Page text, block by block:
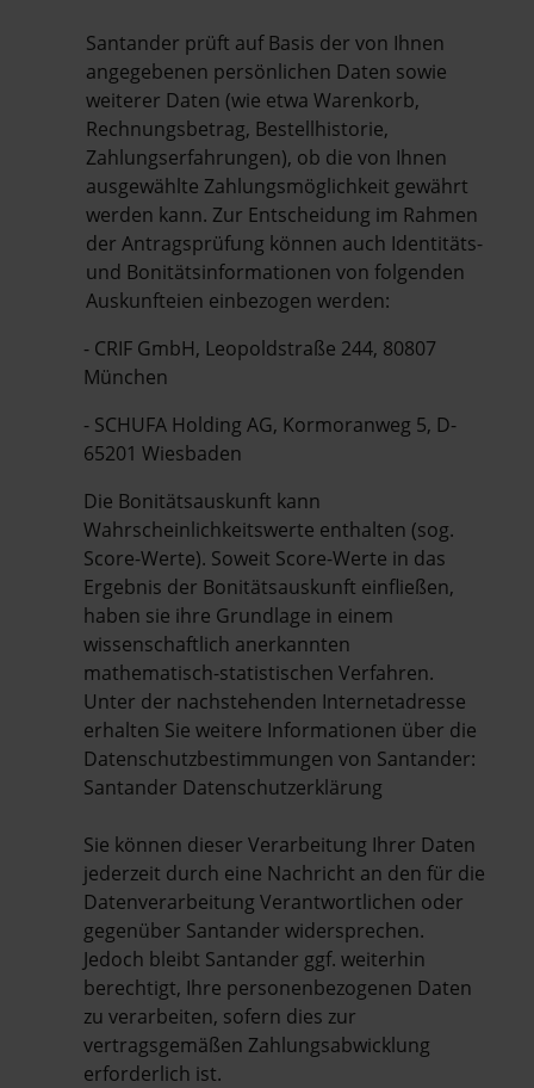
Santander prüft auf Basis der von Ihnen
angegebenen persönlichen Daten sowie
weiterer Daten (wie etwa Warenkorb,
Rechnungsbetrag, Bestellhistorie,
Zahlungserfahrungen), ob die von Ihnen
ausgewählte Zahlungsmöglichkeit gewährt
werden kann. Zur Entscheidung im Rahmen
der Antragsprüfung können auch Identitäts-
und Bonitätsinformationen von folgenden
Auskunfteien einbezogen werden:
- CRIF GmbH, Leopoldstraße 244, 80807
München
- SCHUFA Holding AG, Kormoranweg 5, D-
65201 Wiesbaden
Die Bonitätsauskunft kann
Wahrscheinlichkeitswerte enthalten (sog.
Score-Werte). Soweit Score-Werte in das
Ergebnis der Bonitätsauskunft einfließen,
haben sie ihre Grundlage in einem
wissenschaftlich anerkannten
mathematisch-statistischen Verfahren.
Unter der nachstehenden Internetadresse
erhalten Sie weitere Informationen über die
Datenschutzbestimmungen von Santander:
Santander Datenschutzerklärung
Sie können dieser Verarbeitung Ihrer Daten
jederzeit durch eine Nachricht an den für die
Datenverarbeitung Verantwortlichen oder
gegenüber Santander widersprechen.
Jedoch bleibt Santander ggf. weiterhin
berechtigt, Ihre personenbezogenen Daten
zu verarbeiten, sofern dies zur
vertragsgemäßen Zahlungsabwicklung
erforderlich ist.